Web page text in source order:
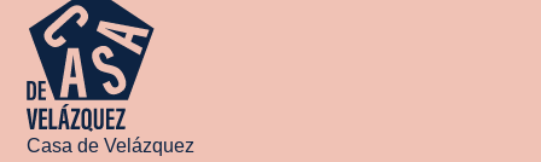
Casa de Velázquez